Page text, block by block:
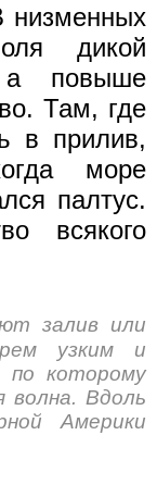
низменных
дикой
а повыше
Там, где
в прилив,
море
палтус.
всякого
залив или
узким и
по которому
волна. Вдоль
Америки